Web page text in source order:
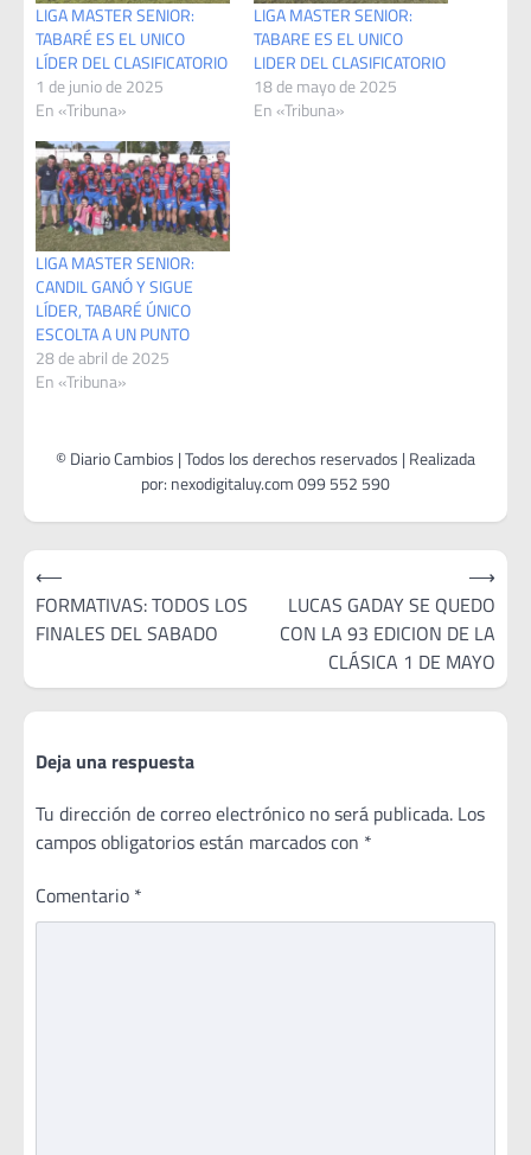
LIGA MASTER SENIOR:
TABARÉ ES EL UNICO
LÍDER DEL CLASIFICATORIO
1 de junio de 2025
En «Tribuna»
LIGA MASTER SENIOR:
TABARE ES EL UNICO
LIDER DEL CLASIFICATORIO
18 de mayo de 2025
En «Tribuna»
LIGA MASTER SENIOR:
CANDIL GANÓ Y SIGUE
LÍDER, TABARÉ ÚNICO
ESCOLTA A UN PUNTO
28 de abril de 2025
En «Tribuna»
Navegación
de
entradas
⟵
FORMATIVAS: TODOS LOS
FINALES DEL SABADO
LUCAS GADAY SE QUEDO
CON LA 93 EDICION DE LA
CLÁSICA 1 DE MAYO
⟶
Deja una respuesta
Tu dirección de correo electrónico no será publicada. Los
campos obligatorios están marcados con *
Comentario *